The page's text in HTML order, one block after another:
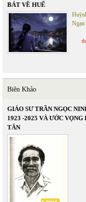
BÁT VỀ HUẾ
Ngạn
Biên Khảo
GIÁO SƯ TRẦN NGỌC
1923 -2025 VÀ ƯỚC VỌNG
TÂN